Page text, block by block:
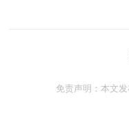
免责声明：本文